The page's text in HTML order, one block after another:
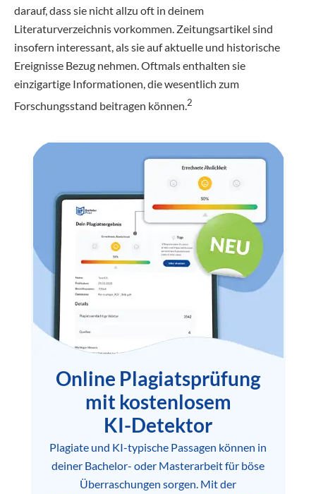
darauf, dass sie nicht allzu oft in deinem
Literaturverzeichnis vorkommen. Zeitungsartikel sind
insofern interessant, als sie auf aktuelle und historische
Ereignisse Bezug nehmen. Oftmals enthalten sie
einzigartige Informationen, die wesentlich zum
Forschungsstand beitragen können.2
Online Plagiatsprüfung
mit kostenlosem
KI-Detektor
Plagiate und KI-typische Passagen können in
deiner Bachelor- oder Masterarbeit für böse
Überraschungen sorgen. Mit der